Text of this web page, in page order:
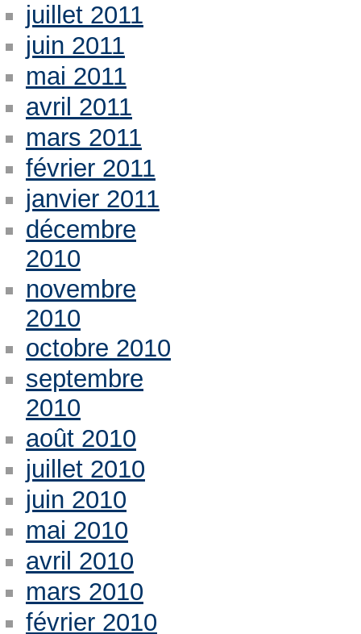
juillet 2011
juin 2011
mai 2011
avril 2011
mars 2011
février 2011
janvier 2011
décembre
2010
novembre
2010
octobre 2010
septembre
2010
août 2010
juillet 2010
juin 2010
mai 2010
avril 2010
mars 2010
février 2010